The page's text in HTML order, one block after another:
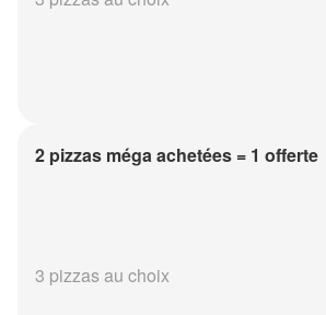
2 pizzas méga achetées = 1 offerte
3 pizzas au choix